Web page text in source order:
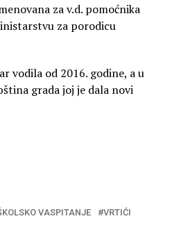
za v.d. pomoćnika
za porodicu
vodila od 2016. godine, a u
grada joj je dala novi
VASPITANJE
VRTIĆI